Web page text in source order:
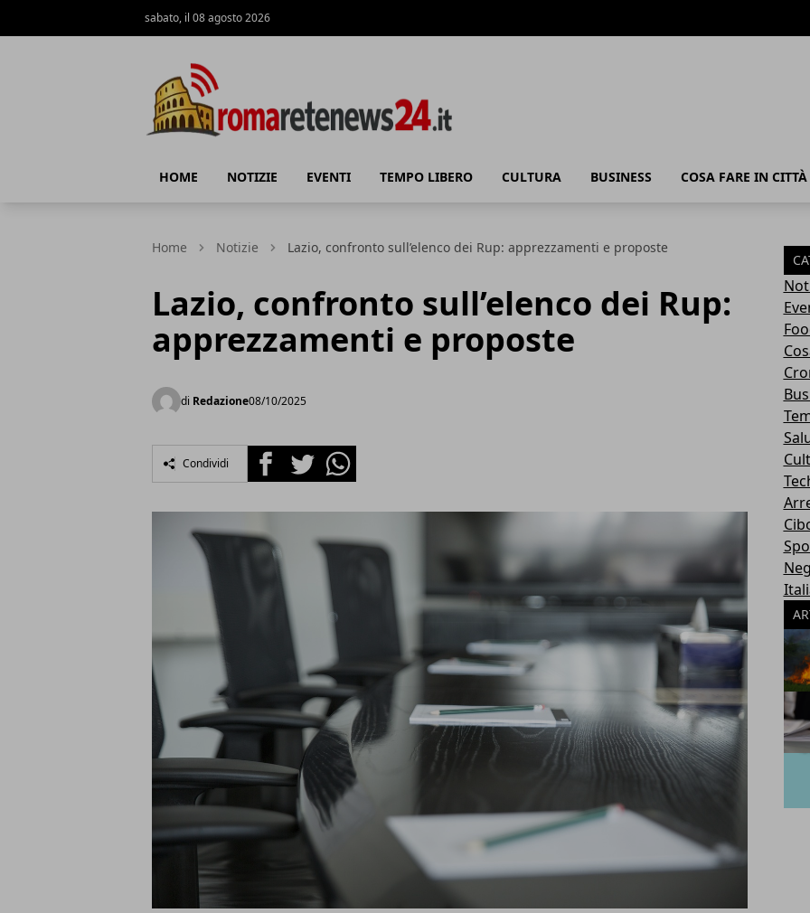
sabato, il 08 agosto 2026
HOME NOTIZIE EVENTI TEMPO LIBERO CULTURA BUSINESS COSA FARE IN CITTÀ
Home Notizie Lazio, confronto sull’elenco dei Rup: apprezzamenti e proposte
Lazio, confronto sull’elenco dei Rup:
apprezzamenti e proposte
di Redazione08/10/2025
Condividi FacebookTwitterWhatsapp